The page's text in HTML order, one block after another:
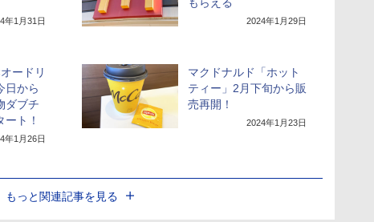
年1月31日
もらえる
2024年1月29日
ードリ
日から
ダブチ
ト！
年1月26日
マクドナルド「ホット
ティー」2月下旬から販
売再開！
2024年1月23日
もっと関連記事を見る